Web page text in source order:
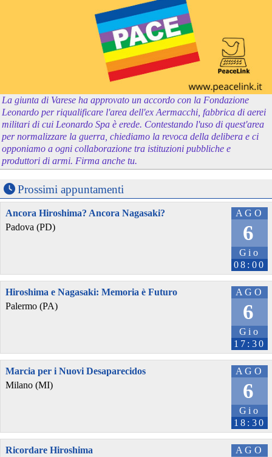
La giunta di Varese ha approvato un accordo con la Fondazione
Leonardo per riqualificare l'area dell'ex Aermacchi, fabbrica di aerei
militari di cui Leonardo Spa è erede. Contestando l'uso di quest'area
per normalizzare la guerra, chiediamo la revoca della delibera e ci
opponiamo a ogni collaborazione tra istituzioni pubbliche e
produttori di armi. Firma anche tu.
Prossimi appuntamenti
AGO
6
Gio
08:00
Ancora Hiroshima? Ancora Nagasaki?
Padova (PD)
AGO
6
Gio
17:30
Hiroshima e Nagasaki: Memoria è Futuro
Palermo (PA)
AGO
6
Gio
18:30
Marcia per i Nuovi Desaparecidos
Milano (MI)
AGO
Ricordare Hiroshima